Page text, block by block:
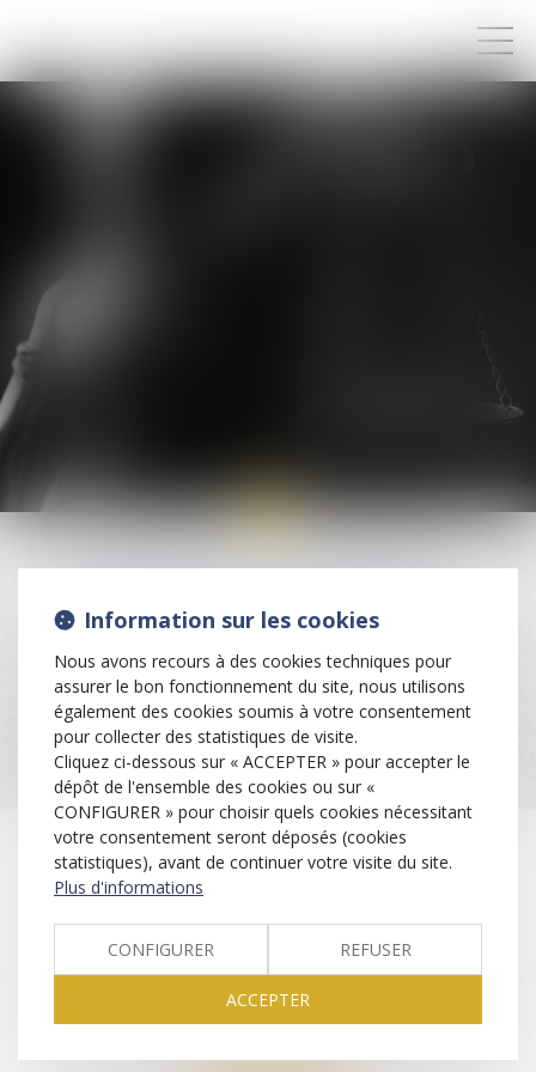
« Une injustice commise quelque part est une menace pour
la Justice dans le monde entier »
(Martin Luther King)
139 Boulevard du Président Wilson, 33200 BORDEAUX
05 56 74 69 10
Information sur les cookies
Nous avons recours à des cookies techniques pour
assurer le bon fonctionnement du site, nous utilisons
également des cookies soumis à votre consentement
pour collecter des statistiques de visite.
Cliquez ci-dessous sur « ACCEPTER » pour accepter le
dépôt de l'ensemble des cookies ou sur «
CONFIGURER » pour choisir quels cookies nécessitant
votre consentement seront déposés (cookies
statistiques), avant de continuer votre visite du site.
Plus d'informations
CONFIGURER REFUSER
ACCEPTER